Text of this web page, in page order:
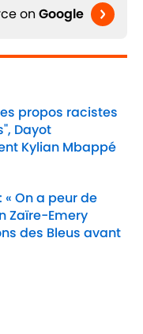
on Google
propos racistes
Dayot
Kylian Mbappé
Date
« On a peur de
Zaïre-Emery
des Bleus avant
Date